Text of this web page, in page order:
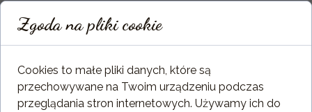
oraz opatentowanego dekla, łączenie
Zgoda na pliki cookie
Cookies to małe pliki danych, które są
przechowywane na Twoim urządzeniu podczas
przeglądania stron internetowych. Używamy ich do